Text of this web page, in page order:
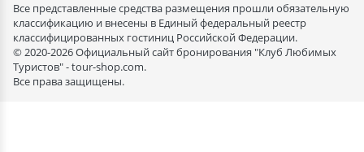
Все представленные средства размещения прошли обязательную
классификацию и внесены в Единый федеральный реестр
классифицированных гостиниц Российской Федерации.
© 2020-2026 Официальный сайт бронирования "Клуб Любимых
Туристов" - tour-shop.com.
Все права защищены.